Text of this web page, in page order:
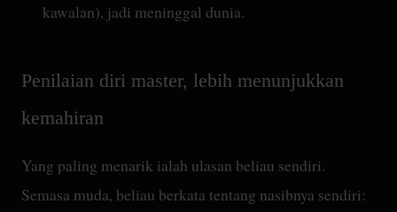
kawalan), jadi meninggal dunia.
Penilaian diri master, lebih menunjukkan
kemahiran
Yang paling menarik ialah ulasan beliau sendiri.
Semasa muda, beliau berkata tentang nasibnya sendiri: